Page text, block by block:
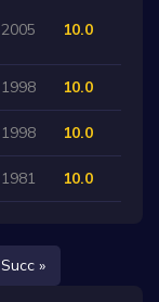
2005 10.0
1998 10.0
1998 10.0
1981 10.0
Succ »